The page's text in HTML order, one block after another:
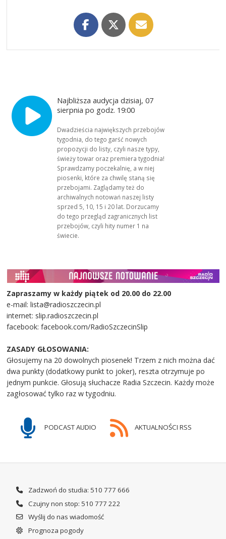
Najbliższa audycja dzisiaj, 07
sierpnia po godz. 19:00
Dwadzieścia największych przebojów
tygodnia, do tego garść nowych
propozycji do listy, czyli nasze typy,
świeży towar oraz premiera tygodnia!
Sprawdzamy poczekalnię, a w niej
piosenki, które za chwilę staną się
przebojami. Zaglądamy też do
archiwalnych notowań naszej listy
sprzed 5, 10, 15 i 20 lat. Dorzucamy
do tego przegląd zagranicznych list
przebojów, czyli hity numer 1 na
świecie.
Zapraszamy w każdy piątek od 20.00 do 22.00
e-mail: lista@radioszczecin.pl
internet: slip.radioszczecin.pl
facebook: facebook.com/RadioSzczecinSlip
ZASADY GŁOSOWANIA:
Głosujemy na 20 dowolnych piosenek! Trzem z nich można dać
dwa punkty (dodatkowy punkt to joker), reszta otrzymuje po
jednym punkcie. Głosują słuchacze Radia Szczecin. Każdy może
zagłosować tylko raz w tygodniu.
PODCAST AUDIO AKTUALNOŚCI RSS
Zadzwoń do studia: 510 777 666
Czujny non stop: 510 777 222
Wyślij do nas wiadomość
Prognoza pogody